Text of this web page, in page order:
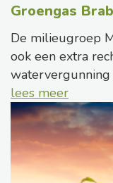
Groengas
De milieugroep
ook een extra
watervergunning
lees meer